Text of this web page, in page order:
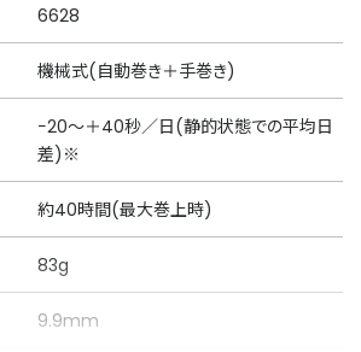
6628
機械式(自動巻き＋手巻き)
−20～＋40秒／日(静的状態での平均日
差)※
約40時間(最大巻上時)
83g
9.9mm